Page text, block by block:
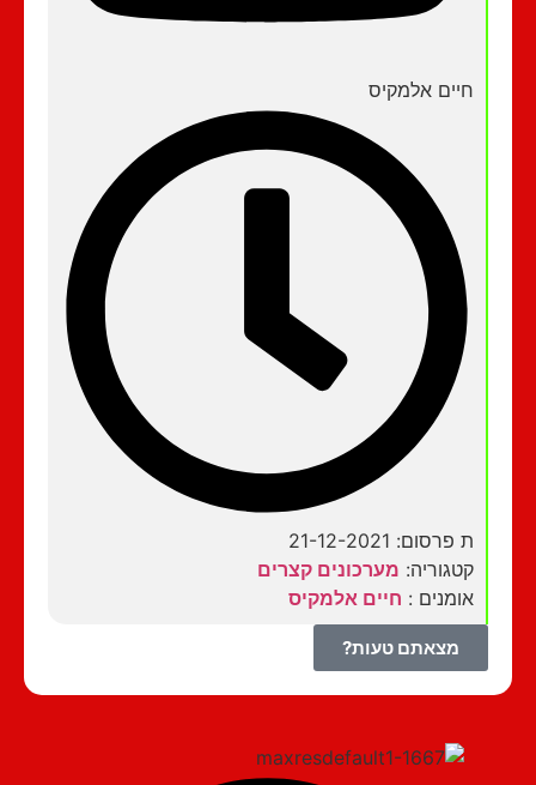
חיים אלמקיס
ת פרסום: 21-12-2021
קטגוריה:מערכונים קצרים
אומנים :חיים אלמקיס
מצאתם טעות?